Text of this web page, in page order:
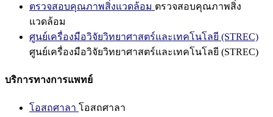
ตรวจสอบคุณภาพสิ่งแวดล้อม ตรวจสอบคุณภาพสิ่ง
แวดล้อม
ศูนย์เครื่องมือวิจัยวิทยาศาสตร์และเทคโนโลยี (STREC)
ศูนย์เครื่องมือวิจัยวิทยาศาสตร์และเทคโนโลยี (STREC)
บริการทางการแพทย์
โอสถศาลา โอสถศาลา